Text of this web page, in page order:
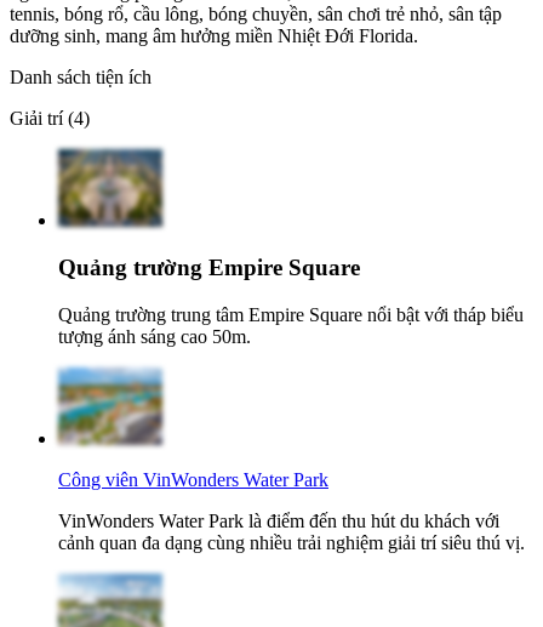
tennis, bóng rổ, cầu lông, bóng chuyền, sân chơi trẻ nhỏ, sân tập
dưỡng sinh, mang âm hưởng miền Nhiệt Đới Florida.
Danh sách tiện ích
Giải trí (4)
Quảng trường Empire Square
Quảng trường trung tâm Empire Square nổi bật với tháp biểu
tượng ánh sáng cao 50m.
Công viên VinWonders Water Park
VinWonders Water Park là điểm đến thu hút du khách với
cảnh quan đa dạng cùng nhiều trải nghiệm giải trí siêu thú vị.